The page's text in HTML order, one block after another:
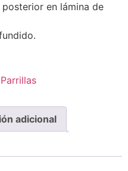
en lámina de
Parrillas
adicional